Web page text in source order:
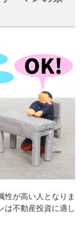
性が高い人となりま
は不動産投資に適し